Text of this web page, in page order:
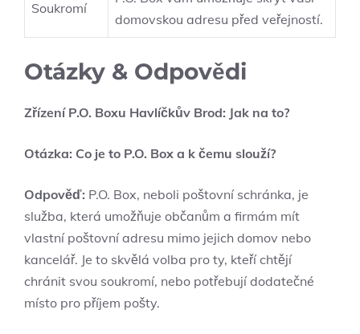
Soukromí
domovskou adresu před veřejností.
Otázky & Odpovědi
Zřízení P.O. Boxu Havlíčkův Brod: Jak na to?
Otázka: Co je to P.O. Box a k čemu slouží?
Odpověď: P.O. Box, neboli poštovní schránka, je
služba, která umožňuje občanům a firmám mít
vlastní poštovní adresu mimo jejich domov nebo
kancelář. Je to skvělá volba pro ty, kteří chtějí
chránit svou soukromí, nebo potřebují dodatečné
místo pro příjem pošty.